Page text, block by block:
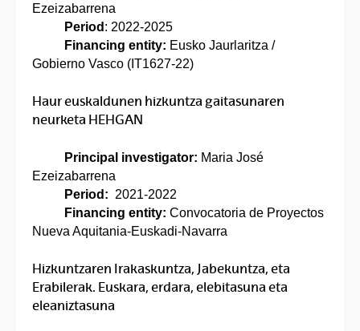
Ezeizabarrena
Period : 2022-2025
Financing entity: Eusko Jaurlaritza /
Gobierno Vasco (IT1627-22)
Haur euskaldunen hizkuntza gaitasunaren
neurketa HEHGAN
Principal investigator: Maria José
Ezeizabarrena
Period: 2021-2022
Financing entity: Convocatoria de Proyectos
Nueva Aquitania-Euskadi-Navarra
Hizkuntzaren Irakaskuntza, Jabekuntza, eta
Erabilerak. Euskara, erdara, elebitasuna eta
eleaniztasuna